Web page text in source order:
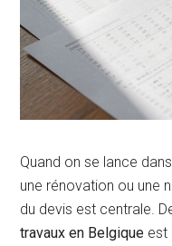
Quand on se lance
une rénovation ou une
du devis est centrale.
travaux en Belgique est